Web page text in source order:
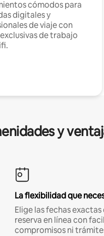
cómodos para
digitales y
de viaje con
de trabajo
y
La flexibilidad que
Elige las fechas
reserva en línea con
compromisos ni